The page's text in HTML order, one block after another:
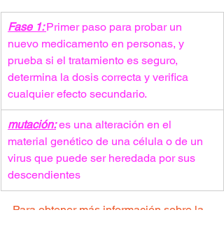
Fase 1: Primer paso para probar un
nuevo medicamento en personas, y
prueba si el tratamiento es seguro,
determina la dosis correcta y verifica
cualquier efecto secundario.
mutación: es una alteración en el
material genético de una célula o de un
virus que puede ser heredada por sus
descendientes
Para obtener más información sobre la